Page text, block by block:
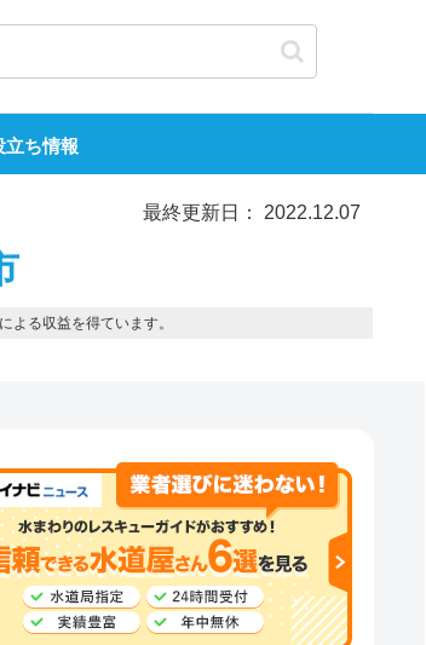
立ち情報
最終更新日： 2022.12.07
る収益を得ています。